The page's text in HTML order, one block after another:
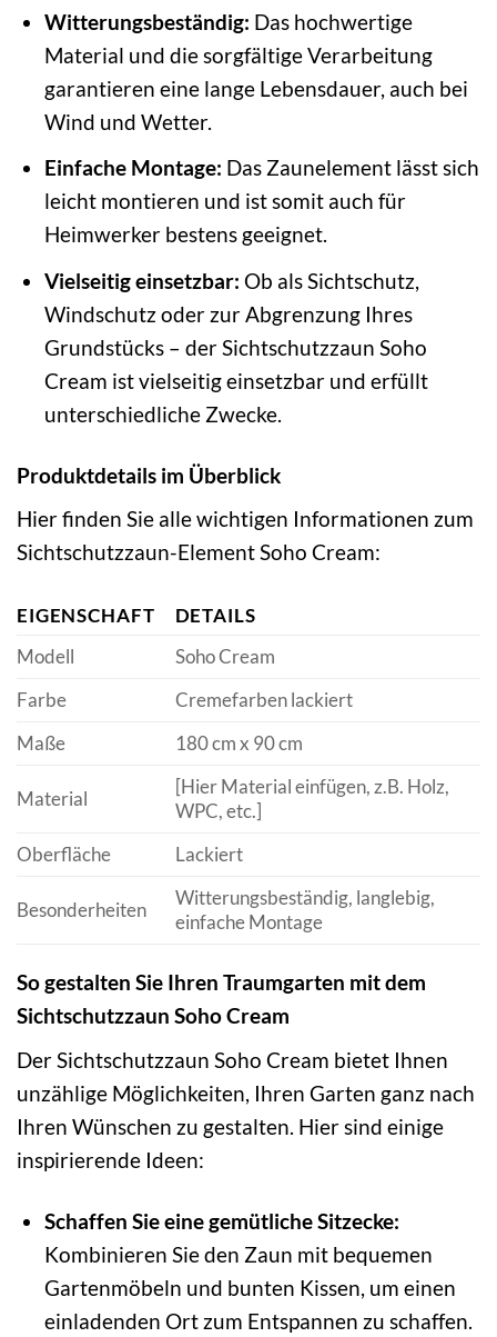
Witterungsbeständig: Das hochwertige
Material und die sorgfältige Verarbeitung
garantieren eine lange Lebensdauer, auch bei
Wind und Wetter.
Einfache Montage: Das Zaunelement lässt sich
leicht montieren und ist somit auch für
Heimwerker bestens geeignet.
Vielseitig einsetzbar: Ob als Sichtschutz,
Windschutz oder zur Abgrenzung Ihres
Grundstücks – der Sichtschutzzaun Soho
Cream ist vielseitig einsetzbar und erfüllt
unterschiedliche Zwecke.
Produktdetails im Überblick
Hier finden Sie alle wichtigen Informationen zum
Sichtschutzzaun-Element Soho Cream:
EIGENSCHAFT
DETAILS
Modell
Soho Cream
Farbe
Cremefarben lackiert
Maße
180 cm x 90 cm
Material
[Hier Material einfügen, z.B. Holz,
WPC, etc.]
Oberfläche
Lackiert
Besonderheiten
Witterungsbeständig, langlebig,
einfache Montage
So gestalten Sie Ihren Traumgarten mit dem
Sichtschutzzaun Soho Cream
Der Sichtschutzzaun Soho Cream bietet Ihnen
unzählige Möglichkeiten, Ihren Garten ganz nach
Ihren Wünschen zu gestalten. Hier sind einige
inspirierende Ideen:
Schaffen Sie eine gemütliche Sitzecke:
Kombinieren Sie den Zaun mit bequemen
Gartenmöbeln und bunten Kissen, um einen
einladenden Ort zum Entspannen zu schaffen.